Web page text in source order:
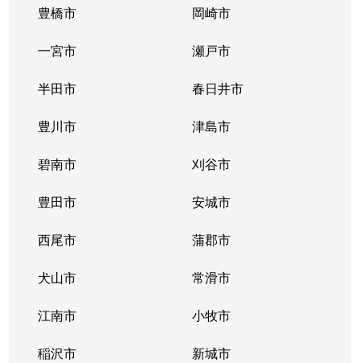
豊橋市 岡崎市
一宮市 瀬戸市
半田市 春日井市
豊川市 津島市
碧南市 刈谷市
豊田市 安城市
西尾市 蒲郡市
犬山市 常滑市
江南市 小牧市
稲沢市 新城市